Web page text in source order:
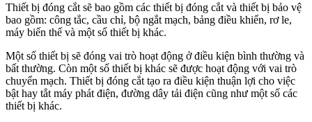
Thiết bị đóng cắt sẽ bao gồm các thiết bị đóng cắt và thiết bị bảo vệ
bao gồm: công tắc, cầu chỉ, bộ ngắt mạch, bảng điều khiển, rơ le,
máy biến thế và một số thiết bị khác.
Một số thiết bị sẽ đóng vai trò hoạt động ở điều kiện bình thường và
bất thường. Còn một số thiết bị khác sẽ được hoạt động với vai trò
chuyển mạch. Thiết bị đóng cắt tạo ra điều kiện thuận lợi cho việc
bật hay tắt máy phát điện, đường dây tải điện cũng như một số các
thiết bị khác.